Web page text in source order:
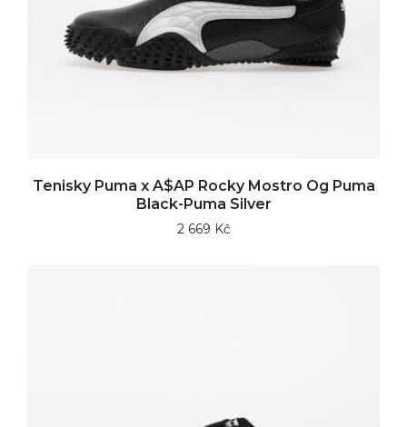
Tenisky Puma x A$AP Rocky Mostro Og Puma
Black-Puma Silver
2 669 Kč